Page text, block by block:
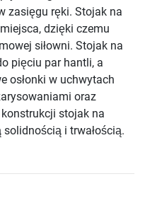
zasięgu ręki. Stojak na
dzięki czemu
siłowni. Stojak na
pięciu par hantli, a
osłonki w uchwytach
oraz
stojak na
i trwałością.